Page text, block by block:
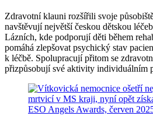
Zdravotní klauni rozšířili svoje
navštěvují největší českou dětskou
Lázních, kde podporují děti během
pomáhá zlepšovat psychický stav
k léčbě. Spolupracují přitom se
přizpůsobují své aktivity individuálním